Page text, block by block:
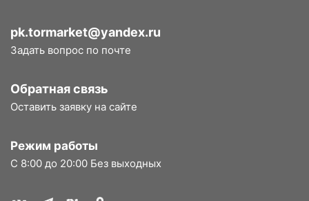
pk.tormarket@yandex.ru
Задать вопрос по почте
Обратная связь
Оставить заявку на сайте
Режим работы
С 8:00 до 20:00 Без выходных